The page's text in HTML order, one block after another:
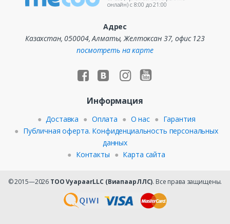
онлайн) c 8:00 до 21:00
Адрес
Казахстан, 050004, Алматы, Желтоксан 37, офис 123
посмотреть на карте
Информация
Доставка Оплата О нас
Гарантия
Публичная оферта. Конфиденциальность персональных
данных
Контакты
Карта сайта
© 2015—2026 ТОО VyapaarLLC (ВиапаарЛЛС). Все права защищены.